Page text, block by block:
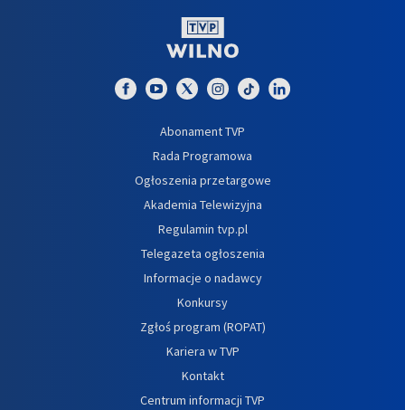
Abonament TVP
Rada Programowa
Ogłoszenia przetargowe
Akademia Telewizyjna
Regulamin tvp.pl
Telegazeta ogłoszenia
Informacje o nadawcy
Konkursy
Zgłoś program (ROPAT)
Kariera w TVP
Kontakt
Centrum informacji TVP